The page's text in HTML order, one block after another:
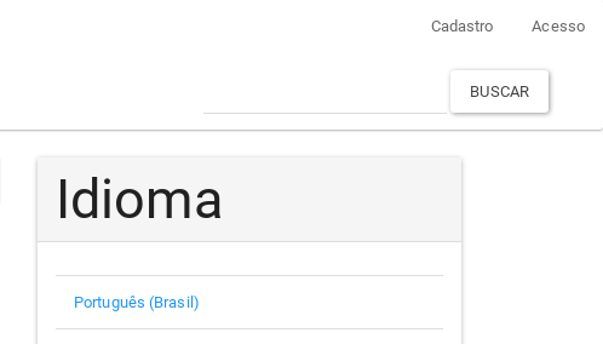
Cadastro Acesso
BUSCAR
Idioma
Português (Brasil)